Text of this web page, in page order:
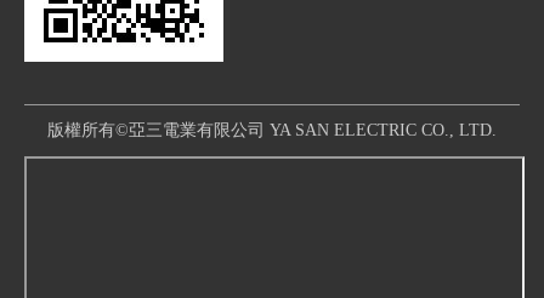
版權所有©亞三電業有限公司 YA SAN ELECTRIC CO., LTD.